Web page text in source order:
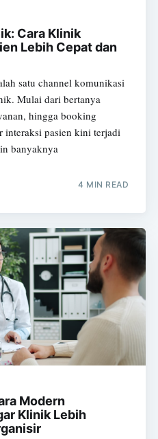
Cara Klinik
Lebih Cepat dan
satu channel komunikasi
Mulai dari bertanya
hingga booking
interaksi pasien kini terjadi
banyaknya
4 MIN READ
Modern
Klinik Lebih